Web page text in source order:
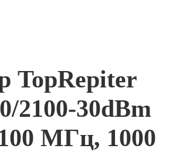
TopRepiter
2100-30dBm
МГц, 1000